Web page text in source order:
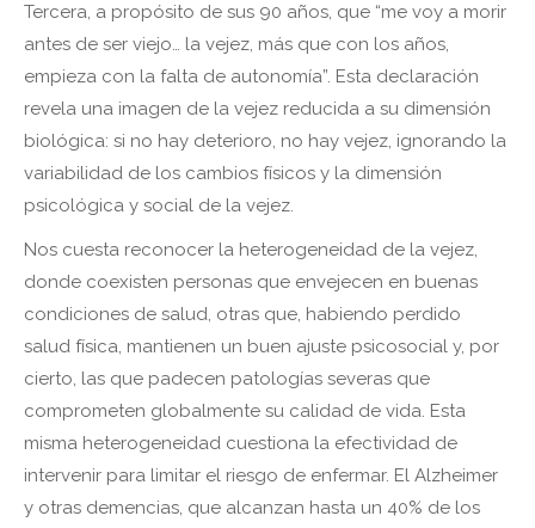
Tercera, a propósito de sus 90 años, que “me voy a morir
antes de ser viejo… la vejez, más que con los años,
empieza con la falta de autonomía”. Esta declaración
revela una imagen de la vejez reducida a su dimensión
biológica: si no hay deterioro, no hay vejez, ignorando la
variabilidad de los cambios físicos y la dimensión
psicológica y social de la vejez.
Nos cuesta reconocer la heterogeneidad de la vejez,
donde coexisten personas que envejecen en buenas
condiciones de salud, otras que, habiendo perdido
salud física, mantienen un buen ajuste psicosocial y, por
cierto, las que padecen patologías severas que
comprometen globalmente su calidad de vida. Esta
misma heterogeneidad cuestiona la efectividad de
intervenir para limitar el riesgo de enfermar. El Alzheimer
y otras demencias, que alcanzan hasta un 40% de los